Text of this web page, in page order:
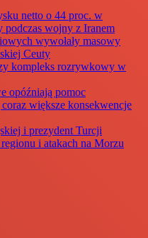
netto o 44 proc. w
podczas wojny z Iranem
wywołały masowy
Ceuty
kompleks rozrywkowy w
opóźniają pomoc
większe konsekwencje
i prezydent Turcji
i atakach na Morzu